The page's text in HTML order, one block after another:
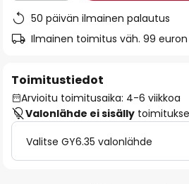
50 päivän ilmainen palautus
Ilmainen toimitus väh. 99 euron
Toimitustiedot
Arvioitu toimitusaika: 4-6 viikkoa
Valonlähde ei sisälly
Valitse GY6.35 valonlähde